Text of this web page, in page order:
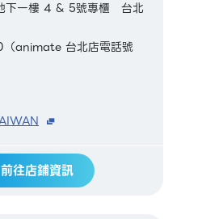
下一樓 4 & 5號專櫃 台北
animate 台北店電話號
前往店鋪資訊